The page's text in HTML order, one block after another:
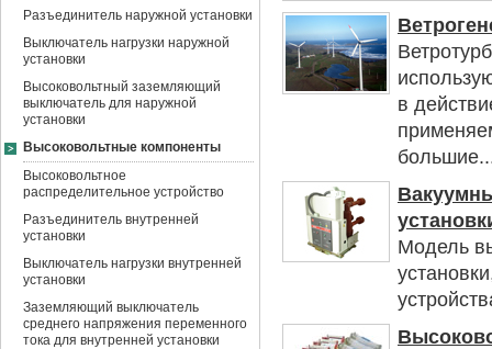
Разъединитель наружной установки
Выключатель нагрузки наружной
установки
Высоковольтный заземляющий
выключатель для наружной
установки
Высоковольтные компоненты
Высоковольтное
распределительное устройство
Разъединитель внутренней
установки
Выключатель нагрузки внутренней
установки
Заземляющий выключатель
среднего напряжения переменного
тока для внутренней установки
в
Модель